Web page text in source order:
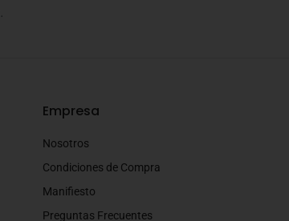
Empresa
Nosotros
Condiciones de Compra
Manifiesto
Preguntas Frecuentes